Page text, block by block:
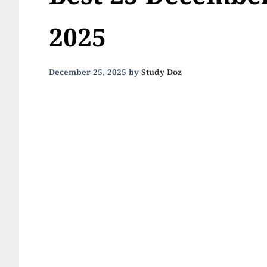
2025
December 25, 2025 byStudy Doz